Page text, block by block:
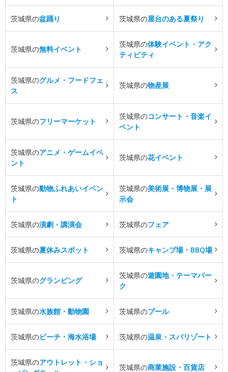
茨城県の盆踊り 茨城県の屋台のある夏祭り
茨城県の無料イベント
茨城県の体験イベント・アク
ティビティ
茨城県のグルメ・フードフェ
ス
茨城県の物産展
茨城県のフリーマーケット
茨城県のコンサート・音楽イ
ベント
茨城県のアニメ・ゲームイベ
ント
茨城県の花イベント
茨城県の動物ふれあいイベン
ト
茨城県の美術展・博物展・展
示会
茨城県の演劇・講演会 茨城県のフェア
茨城県の夏休みスポット 茨城県のキャンプ場・BBQ場
茨城県のグランピング
茨城県の遊園地・テーマパー
ク
茨城県の水族館・動物園 茨城県のプール
茨城県のビーチ・海水浴場 茨城県の温泉・スパリゾート
茨城県のアウトレット・ショ
茨城県の商業施設・百貨店